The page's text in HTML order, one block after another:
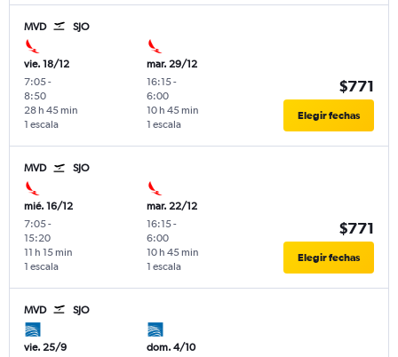
MVD SJO
vie. 18/12
7:05-
8:50
1 escala
28 h 45 min
mar. 29/12
16:15-
6:00
1 escala
10 h 45 min
$771
Elegir fechas
MVD SJO
mié. 16/12
7:05-
15:20
1 escala
11 h 15 min
mar. 22/12
16:15-
6:00
1 escala
10 h 45 min
$771
Elegir fechas
MVD SJO
vie. 25/9
dom. 4/10